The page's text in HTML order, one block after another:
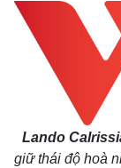
Lando
giữ thái độ hoà